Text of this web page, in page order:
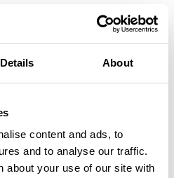
Details About
content and ads, to
and to analyse our traffic.
about your use of our site with